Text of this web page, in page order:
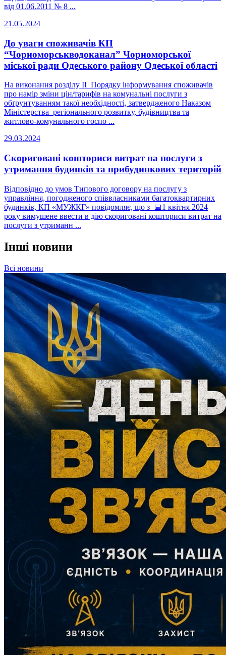
від 01.06.2011 № 8 ...
21.05.2024
До уваги споживачів КП
“Чорноморськводоканал” Чорноморської
міської ради Одеського району Одеської області
На виконання розділу II Порядку інформування споживачів
про намір зміни цін/тарифів на комунальні послуги з
обґрунтуванням такої необхідності, затвердженого Наказом
Міністерства регіонального розвитку, будівництва та
житлово-комунального госпо ...
29.03.2024
Скориговані кошториси витрат на послуги з
утримання будинків та прибудинкових територій
Відповідно до умов Типового договору на послугу з
управління, погодженого співвласниками багатоквартирних
будинків, КП «МУЖКГ» повідомляє, що з 📅1 квітня 2024
року вимушене ввести в дію скориговані кошториси витрат на
послуги з утриманн ...
Інші новини
Всі новини